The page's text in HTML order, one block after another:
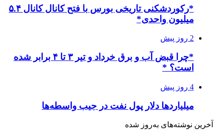
*رکوردشکنی تاریخی بورس با فتح کانال کانال ۵.۴
میلیون واحدی*
2 روز پیش
*چرا قبض آب و برق خرداد و تیر ۳ تا ۴ برابر شده
است؟ *
4 روز پیش
میلیاردها دلار پول نفت در جیب واسطه‌ها
آخرین نوشته‌های‌ به‌روز شده